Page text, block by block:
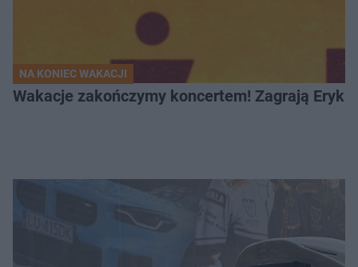
NA KONIEC WAKACJI
Wakacje zakończymy koncertem! Zagrają Eryk